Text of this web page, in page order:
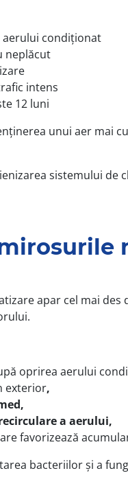
condiționat
neplăcut
intens
12 luni
unui aer mai
sistemului
apar cel mai
oprirea aerului
exterior,
a aerului,
favorizează
bacteriilor și a